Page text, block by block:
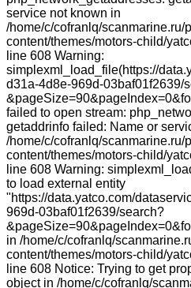
service not known in
/home/c/cofranlq/scanmarine.ru/
content/themes/motors-child/
line 608 Warning:
simplexml_load_file(https://
d31a-4d8e-969d-03baf01f2639/
failed to open stream:
getaddrinfo failed: Name or
/home/c/cofranlq/scanmarine.ru/
content/themes/motors-child/
line 608 Warning:
to load external entity
"https://data.yatco.com/
969d-03baf01f2639/search?
in /home/c/cofranlq/
content/themes/motors-child/
line 608 Notice: Trying to get
object in /home/c/cofranlq/